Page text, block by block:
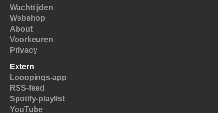
Wachttijden
Webshop
About
Voorkeuren
Privacy
Extern
Looopings-app
RSS-feed
Spotify-playlist
YouTube